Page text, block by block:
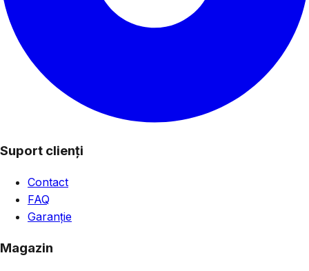
Suport clienți
Contact
FAQ
Garanție
Magazin